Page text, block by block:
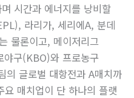
시간과 에너지를 낭비할
라리가, 세리에A, 분데
물론이고, 메이저리그
구(KBO)와 프로농구
의 글로벌 대항전과 A매치까
매치업이 단 하나의 플랫